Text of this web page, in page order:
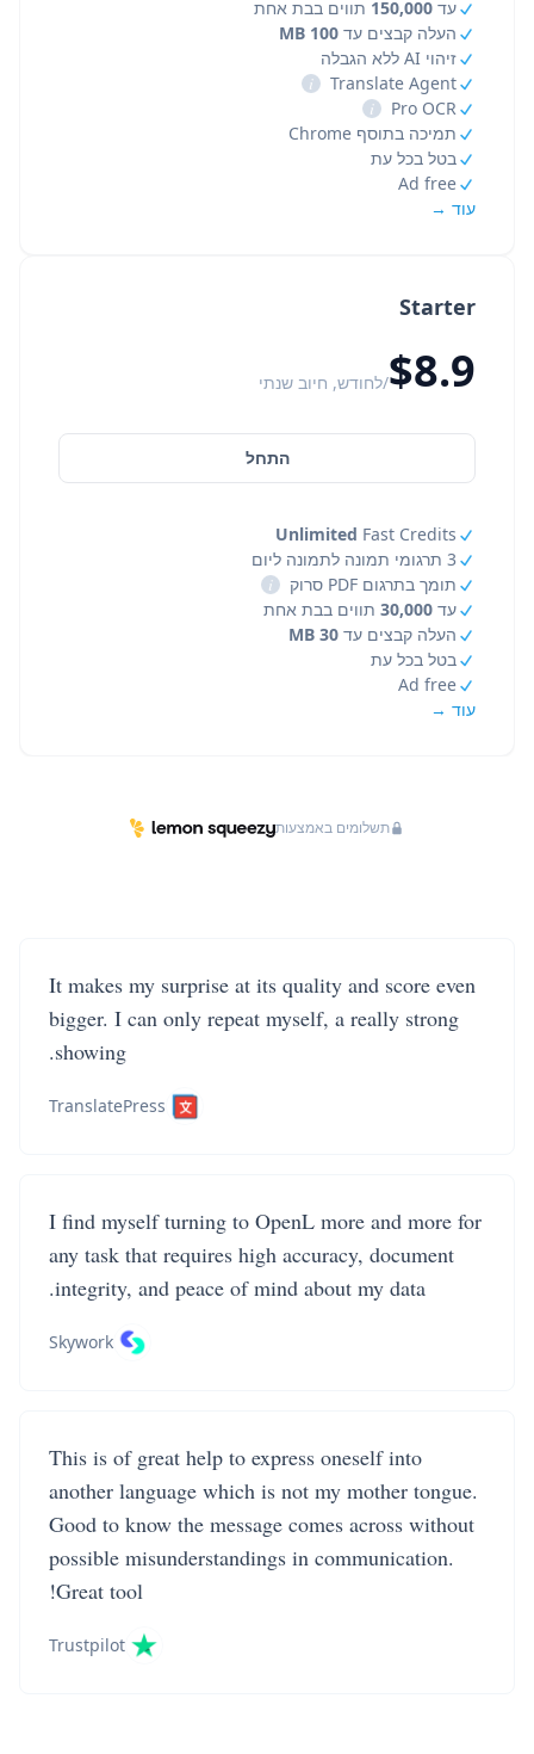
Starter
$8.9/לחודש, חיוב שנתי
התחל
Unlimited Fast Credits
3 תרגומי תמונה לתמונה ליום
תומך בתרגום PDF סרוק
i
עד 30,000 תווים בבת אחת
העלה קבצים עד 30 MB
בטל בכל עת
Ad free
עוד →
עד 150,000 תווים בבת אחת
העלה קבצים עד 100 MB
זיהוי AI ללא הגבלה
Translate Agent
i
Pro OCR
i
תמיכה בתוסף Chrome
בטל בכל עת
Ad free
עוד →
תשלומים באמצעות
It makes my surprise at its quality and score even
bigger. I can only repeat myself, a really strong
showing.
TranslatePress
I find myself turning to OpenL more and more for
any task that requires high accuracy, document
integrity, and peace of mind about my data.
Skywork
This is of great help to express oneself into
another language which is not my mother tongue.
Good to know the message comes across without
possible misunderstandings in communication.
Great tool!
Trustpilot